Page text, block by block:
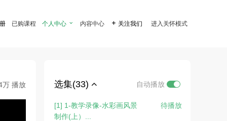
已购课程 个人中心  内容中心  关注我们 进入关怀模式
万 播放 选集(33) 自动播放
[1] 1-教学录像-水彩画风景
制作(上）...
待播放